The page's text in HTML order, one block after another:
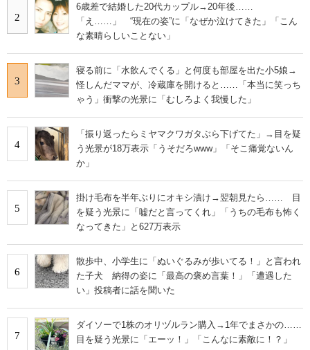
2
6歳差で結婚した20代カップル→20年後……
「え……」 “現在の姿”に「なぜか泣けてきた」「こん
な素晴らしいことない」
3
寝る前に「水飲んでくる」と何度も部屋を出た小5娘→
怪しんだママが、冷蔵庫を開けると……「本当に笑っち
ゃう」衝撃の光景に「むしろよく我慢した」
4
「振り返ったらミヤマクワガタぶら下げてた」→目を疑
う光景が18万表示「うそだろwww」「そこ痛覚ないん
か」
5
掛け毛布を半年ぶりにオキシ漬け→翌朝見たら…… 目
を疑う光景に「嘘だと言ってくれ」「うちの毛布も怖く
なってきた」と627万表示
6
散歩中、小学生に「ぬいぐるみが歩いてる！」と言われ
た子犬 納得の姿に「最高の褒め言葉！」「遭遇した
い」投稿者に話を聞いた
7
ダイソーで1株のオリヅルラン購入→1年でまさかの……
目を疑う光景に「エーッ！」「こんなに素敵に！？」